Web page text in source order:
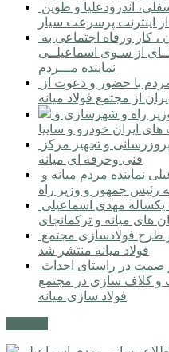
اینترنت پرسرعت سیار
از سـوی اسماعیلــی
نماینده مـــردم
از مجتمع فولاد میانه
ایران خودرو و سایپا
فنی وحرفه ای میانه
رئیس جمهور و وزیر راه
های میانه و ترکمانچای
فولاد میانه منتشر شد
و کلاف سازی در مجتمع
فولاد سازی میانه